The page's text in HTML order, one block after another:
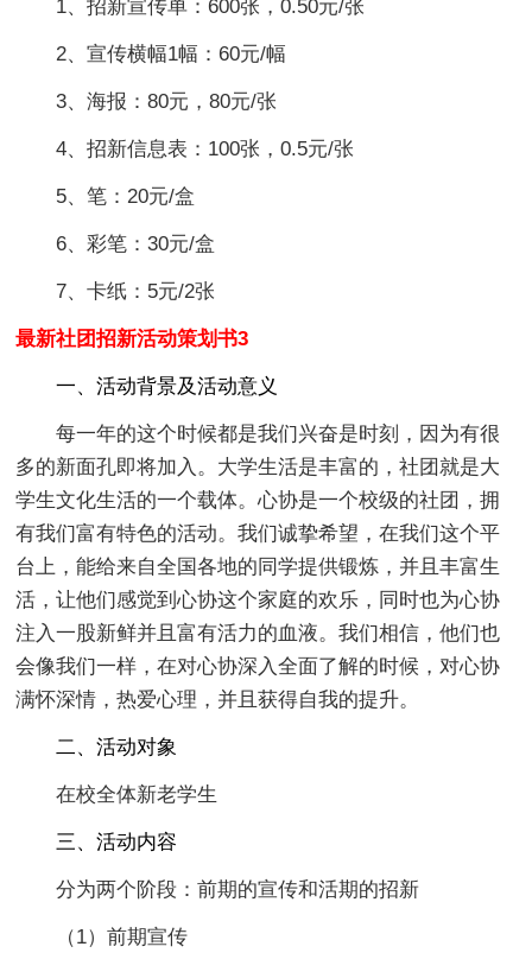
1、招新宣传单：600张，0.50元/张
2、宣传横幅1幅：60元/幅
3、海报：80元，80元/张
4、招新信息表：100张，0.5元/张
5、笔：20元/盒
6、彩笔：30元/盒
7、卡纸：5元/2张
最新社团招新活动策划书3
一、活动背景及活动意义
每一年的这个时候都是我们兴奋是时刻，因为有很
多的新面孔即将加入。大学生活是丰富的，社团就是大
学生文化生活的一个载体。心协是一个校级的社团，拥
有我们富有特色的活动。我们诚挚希望，在我们这个平
台上，能给来自全国各地的同学提供锻炼，并且丰富生
活，让他们感觉到心协这个家庭的欢乐，同时也为心协
注入一股新鲜并且富有活力的血液。我们相信，他们也
会像我们一样，在对心协深入全面了解的时候，对心协
满怀深情，热爱心理，并且获得自我的提升。
二、活动对象
在校全体新老学生
三、活动内容
分为两个阶段：前期的宣传和活期的招新
（1）前期宣传